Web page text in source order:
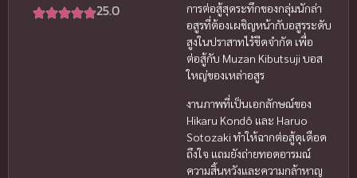
25.0
การต่อสู้สุดระทึกของกลุ่มนักล่า
อสูรที่ต้องเผชิญหน้ากับอสูรระดับ
สูงในปราสาทไร้ขีดจำกัด เพื่อ
ต่อสู้กับ Muzan Kibutsuji บอส
ใหญ่ของเหล่าอสูร
งานภาพที่เป็นเอกลักษณ์ของ
Hikaru Kondô และ Haruo
Sotozaki ทำให้ฉากต่อสู้ดุเดือด
ถึงใจ แถมยังถ่ายทอดอารมณ์
ความสิ้นหวังและความกล้าหาญ